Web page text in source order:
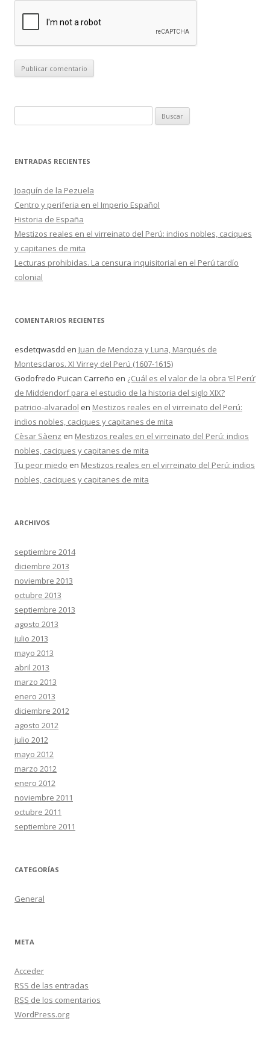
u
c
r
:
ENTRADAS RECIENTES
Joaquín de la Pezuela
Centro y periferia en el Imperio Español
Historia de España
Mestizos reales en el virreinato del Perú: indios nobles, caciques
y capitanes de mita
Lecturas prohibidas. La censura inquisitorial en el Perú tardío
colonial
COMENTARIOS RECIENTES
esdetqwasdd en Juan de Mendoza y Luna, Marqués de
Montesclaros. XI Virrey del Perú (1607-1615)
Godofredo Puican Carreño en ¿Cuál es el valor de la obra ‘El Perú’
de Middendorf para el estudio de la historia del siglo XIX?
patricio-alvaradol en Mestizos reales en el virreinato del Perú:
indios nobles, caciques y capitanes de mita
Cèsar Sàenz en Mestizos reales en el virreinato del Perú: indios
nobles, caciques y capitanes de mita
Tu peor miedo en Mestizos reales en el virreinato del Perú: indios
nobles, caciques y capitanes de mita
ARCHIVOS
septiembre 2014
diciembre 2013
noviembre 2013
octubre 2013
septiembre 2013
agosto 2013
julio 2013
mayo 2013
abril 2013
marzo 2013
enero 2013
diciembre 2012
agosto 2012
julio 2012
mayo 2012
marzo 2012
enero 2012
noviembre 2011
octubre 2011
septiembre 2011
CATEGORÍAS
General
META
Acceder
RSS de las entradas
RSS de los comentarios
WordPress.org